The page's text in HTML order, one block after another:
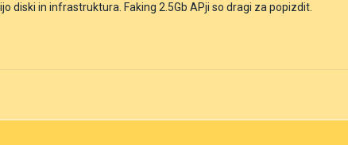
diski in infrastruktura. Faking 2.5Gb APji so dragi za popizdit.